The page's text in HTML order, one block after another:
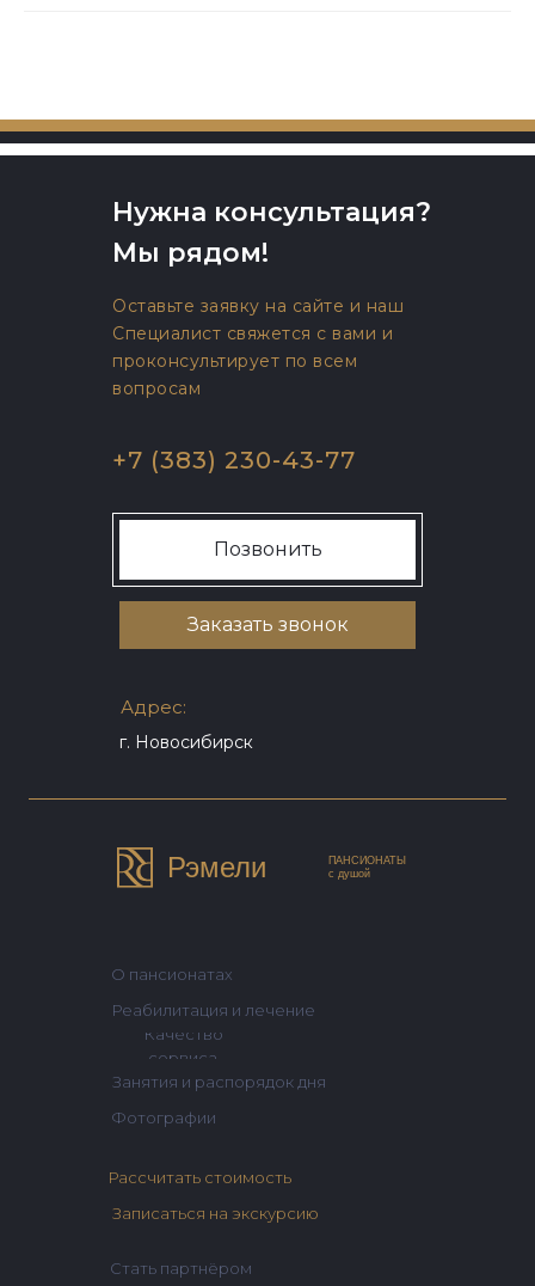
г. Новосибирск
Адрес:
Заказать звонок
+7 (383) 230-43-77
Нужна консультация?
Мы рядом!
Оставьте заявку на сайте и наш
Специалист свяжется с вами и
проконсультирует по всем
вопросам
Рэмели
ПАНСИОНАТЫ
с душой
О пансионатах
Реабилитация и лечение
Качество
сервиса
Занятия и распорядок дня
Рассчитать стоимость
Фотографии
Записаться на экскурсию
Стать партнёром
Позвонить